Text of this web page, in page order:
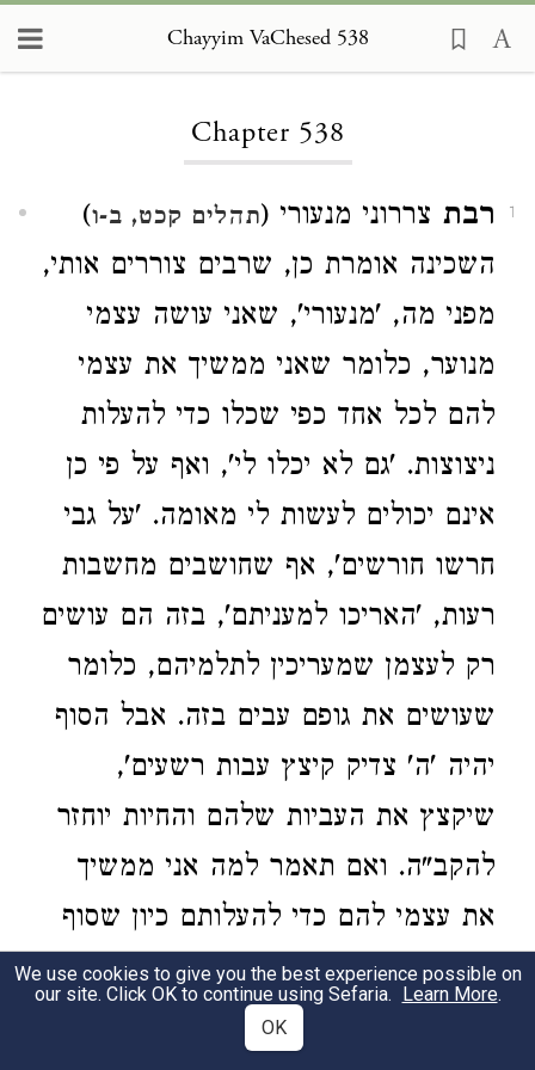
Chayyim VaChesed 538
Chapter 538
1 רבת צררוני מנעורי (תהלים קכט, ב-ו)
השכינה אומרת כן, שרבים צוררים אותי,
מפני מה, 'מנעורי', שאני עושה עצמי
מנוער, כלומר שאני ממשיך את עצמי
להם לכל אחד כפי שכלו כדי להעלות
ניצוצות. 'גם לא יכלו לי', ואף על פי כן
אינם יכולים לעשות לי מאומה. 'על גבי
חרשו חורשים', אף שחושבים מחשבות
רעות, 'האריכו למעניתם', בזה הם עושים
רק לעצמן שמעריכין לתלמיהם, כלומר
שעושים את גופם עבים בזה. אבל הסוף
יהיה 'ה' צדיק קיצץ עבות רשעים',
שיקצץ את העביות שלהם והחיות יוחזר
להקב"ה. ואם תאמר למה אני ממשיך
את עצמי להם כדי להעלותם כיון שסוף
הדבר יהיה כן, על זה אמר 'שקדמת
שלף יבש', שקודם השליפה מהגוף
We use cookies to give you the best experience possible on
our site. Click OK to continue using Sefaria. Learn More.
OK